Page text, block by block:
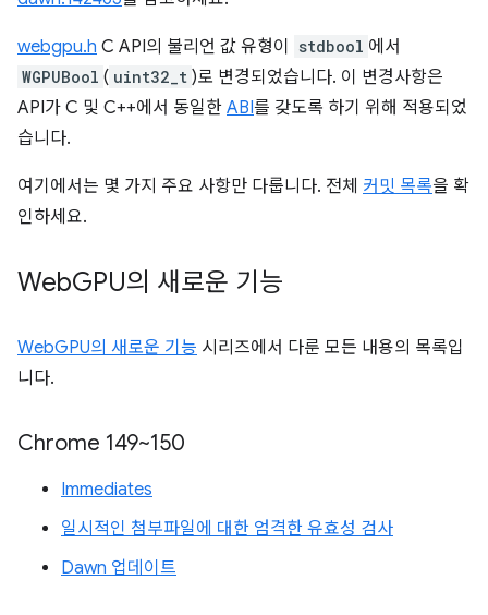
webgpu.h C API의 불리언 값 유형이 stdbool 에서
WGPUBool ( uint32_t )로 변경되었습니다. 이 변경사항은
API가 C 및 C++에서 동일한 ABI를 갖도록 하기 위해 적용되었
습니다.
여기에서는 몇 가지 주요 사항만 다룹니다. 전체 커밋 목록을 확
인하세요.
WebGPU의 새로운 기능
WebGPU의 새로운 기능 시리즈에서 다룬 모든 내용의 목록입
니다.
Chrome 149~150
Immediates
일시적인 첨부파일에 대한 엄격한 유효성 검사
Dawn 업데이트